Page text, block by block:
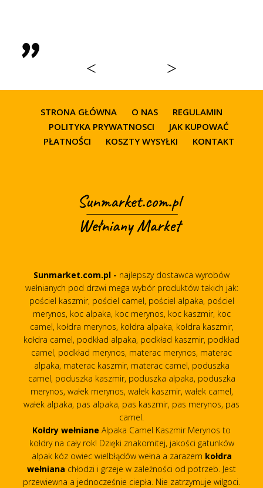
< >
STRONA GŁÓWNA O NAS
REGULAMIN
POLITYKA PRYWATNOSCI
JAK KUPOWAĆ
PŁATNOŚCI
KOSZTY WYSYŁKI KONTAKT
Sunmarket.com.pl - najlepszy dostawca wyrobów
wełnianych pod drzwi mega wybór produktów takich jak:
pościel kaszmir, pościel camel, pościel alpaka, pościel
merynos, koc alpaka, koc merynos, koc kaszmir, koc
camel, kołdra merynos, kołdra alpaka, kołdra kaszmir,
kołdra camel, podkład alpaka, podkład kaszmir, podkład
camel, podkład merynos, materac merynos, materac
alpaka, materac kaszmir, materac camel, poduszka
camel, poduszka kaszmir, poduszka alpaka, poduszka
merynos, wałek merynos, wałek kaszmir, wałek camel,
wałek alpaka, pas alpaka, pas kaszmir, pas merynos, pas
camel.
Kołdry wełniane Alpaka Camel Kaszmir Merynos to
kołdry na cały rok! Dzięki znakomitej, jakości gatunków
alpak kóz owiec wielbłądów wełna a zarazem kołdra
wełniana chłodzi i grzeje w zależności od potrzeb. Jest
przewiewna a jednocześnie ciepła. Nie zatrzymuje wilgoci.